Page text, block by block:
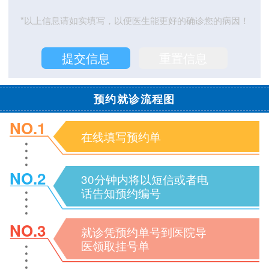
*以上信息请如实填写，以便医生能更好的确诊您的病因！
预约就诊流程图
NO.1 在线填写预约单
NO.2
30分钟内将以短信或者电
话告知预约编号
NO.3
就诊凭预约单号到医院导
医领取挂号单